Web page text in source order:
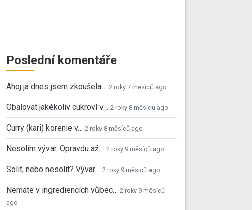
Poslední komentáře
Ahoj já dnes jsem zkoušela… 2 roky 7 měsíců ago
Obalovat jakékoliv cukroví v… 2 roky 8 měsíců ago
Curry (kari) korenie v… 2 roky 8 měsíců ago
Nesolím vývar. Opravdu až… 2 roky 9 měsíců ago
Solit, nebo nesolit? Vývar… 2 roky 9 měsíců ago
Nemáte v ingrediencích vůbec… 2 roky 9 měsíců
ago